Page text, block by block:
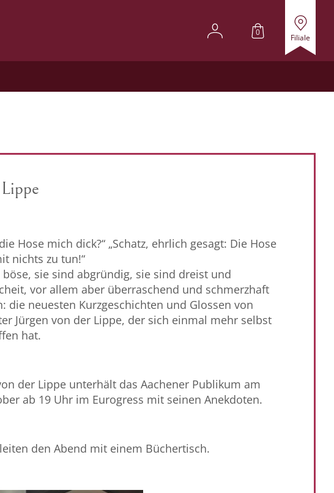
0
Filiale
Hose mich dick?“ „Schatz, ehrlich gesagt: Die Hose
nichts zu tun!“
böse, sie sind abgründig, sie sind dreist und
vor allem aber überraschend und schmerzhaft
die neuesten Kurzgeschichten und Glossen von
Jürgen von der Lippe, der sich einmal mehr selbst
hat.
der Lippe unterhält das Aachener Publikum am
ab 19 Uhr im Eurogress mit seinen Anekdoten.
den Abend mit einem Büchertisch.